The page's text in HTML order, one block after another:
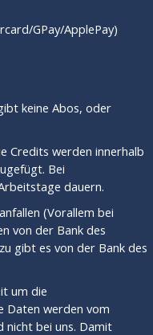
GPay/ApplePay)
keine Abos, oder
Credits werden innerhalb
Bei
dauern.
(Vorallem bei
von der Bank des
gibt es von der Bank des
um die
Daten werden vom
nicht bei uns. Damit